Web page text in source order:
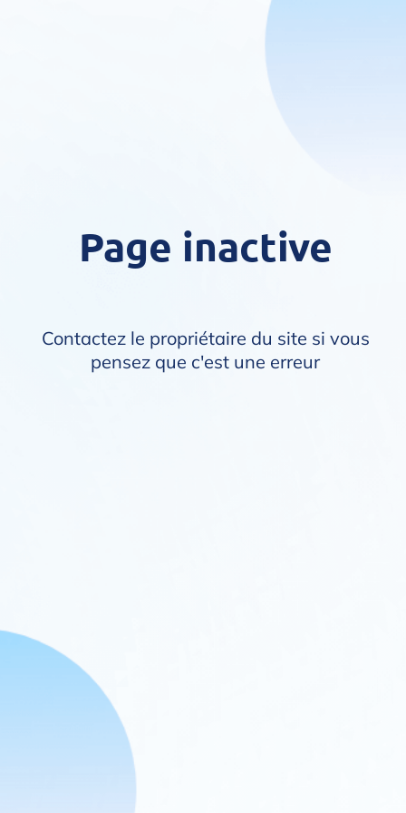
Page inactive
Contactez le propriétaire du site si vous
pensez que c'est une erreur